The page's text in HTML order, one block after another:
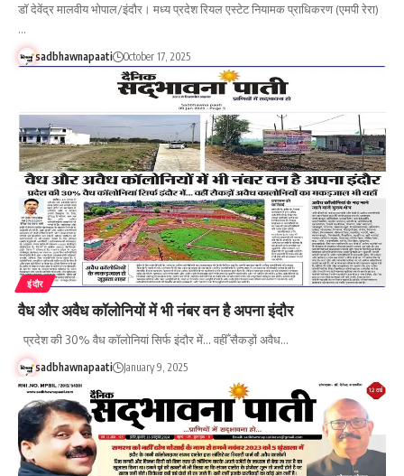
डॉ देवेंद्र मालवीय भोपाल/इंदौर। मध्य प्रदेश रियल एस्टेट नियामक प्राधिकरण (एमपी रेरा)
…
sadbhawnapaati October 17, 2025
इंदौर
वैध और अवैध कॉलोनियों में भी नंबर वन है अपना इंदौर
प्रदेश की 30% वैध कॉलोनियां सिर्फ इंदौर में... वहीँ सैकड़ों अवैध…
sadbhawnapaati January 9, 2025